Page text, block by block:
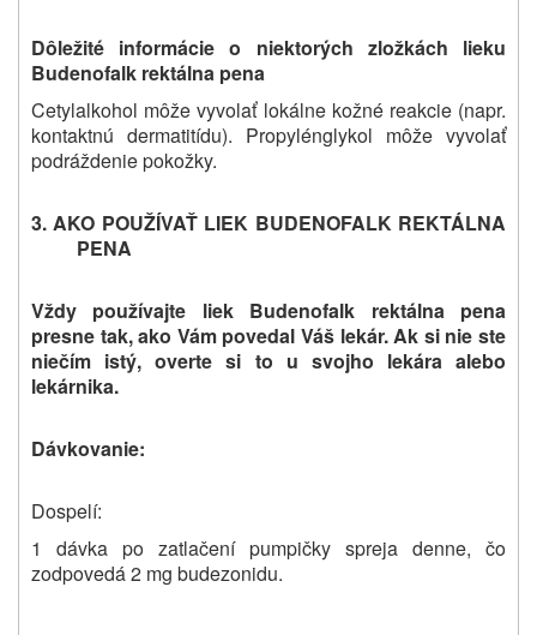
Dôležité informácie o niektorých zložkách lieku
Budenofalk rektálna pena
Cetylalkohol môže vyvolať lokálne kožné reakcie (napr.
kontaktnú dermatitídu). Propylénglykol môže vyvolať
podráždenie pokožky.
3. AKO POUŽÍVAŤ LIEK BUDENOFALK REKTÁLNA
PENA
Vždy používajte liek
Budenofalk rektálna pena
presne tak, ako Vám povedal Váš lekár. Ak si nie ste
niečím istý, overte si to u svojho lekára alebo
lekárnika.
Dávkovanie:
Dospelí:
1 dávka po zatlačení pumpičky spreja denne, čo
zodpovedá 2 mg budezonidu.